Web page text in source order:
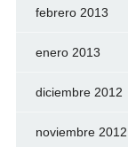
febrero 2013
enero 2013
diciembre 2012
noviembre 2012